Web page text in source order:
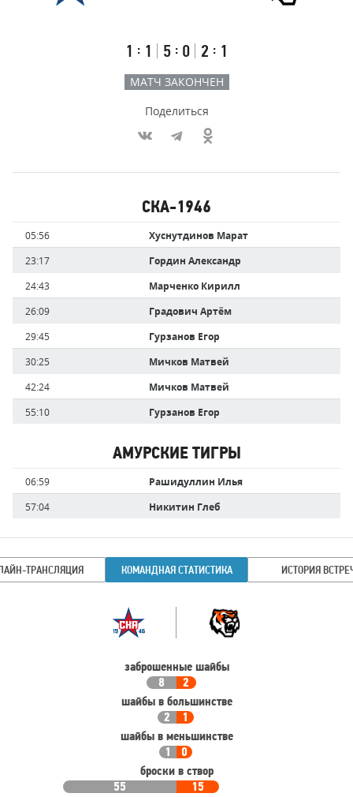
Первый
тайм
1 : 1
Второй
тайм
5 : 0
Третий
тайм
2 : 1
МАТЧ ЗАКОНЧЕН
Поделиться
забившие
голы
СКА-1946
Время Имя
игрока
05:56
Хуснутдинов Марат
23:17
Гордин Александр
24:43
Марченко Кирилл
26:09
Градович Артём
29:45
Гурзанов Егор
30:25
Мичков Матвей
42:24
Мичков Матвей
55:10
Гурзанов Егор
АМУРСКИЕ ТИГРЫ
Время Имя
игрока
06:59
Рашидуллин Илья
57:04
Никитин Глеб
ТРАНСЛЯЦИЯ КОМАНДНАЯ СТАТИСТИКА ИСТОРИЯ
Команда
заброшенные шайбы
8
2
шайбы в большинстве
2
1
шайбы в меньшинстве
1
0
броски в створ
55
15